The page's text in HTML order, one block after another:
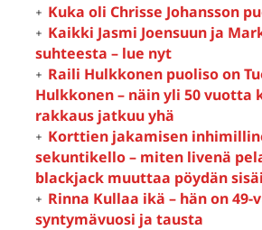
Kuka oli Chrisse Johansson
Kaikki Jasmi Joensuun ja
suhteesta – lue nyt
Raili Hulkkonen puoliso on
Hulkkonen – näin yli 50 vuotta
rakkaus jatkuu yhä
Korttien jakamisen
sekuntikello – miten livenä
blackjack muuttaa pöydän
Rinna Kullaa ikä – hän on 49-
syntymävuosi ja tausta